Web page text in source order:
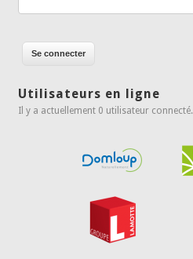
Utilisateurs en ligne
Il y a actuellement 0 utilisateur connecté.